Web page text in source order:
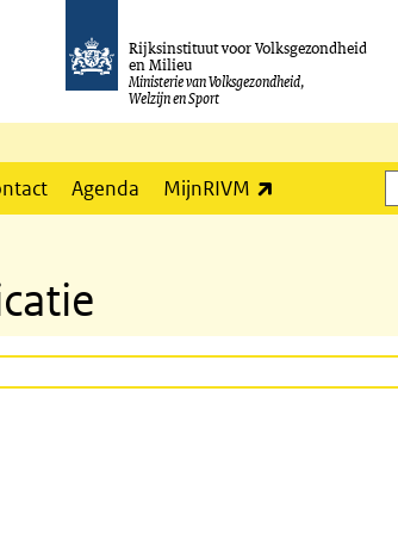
Rijksinstituut voor Volksgezondheid
en Milieu
Ministerie van Volksgezondheid,
Welzijn en Sport
Agenda MijnRIVM